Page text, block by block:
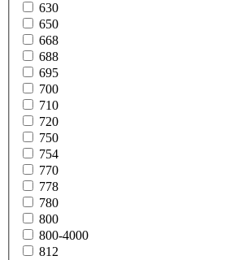
630
650
668
688
695
700
710
720
750
754
770
778
780
800
800-4000
812